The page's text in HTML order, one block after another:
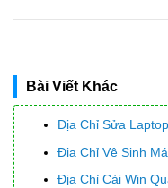
Bài Viết Khác
Địa Chỉ Sửa
Địa Chỉ Vệ Sinh
Địa Chỉ Cài Win